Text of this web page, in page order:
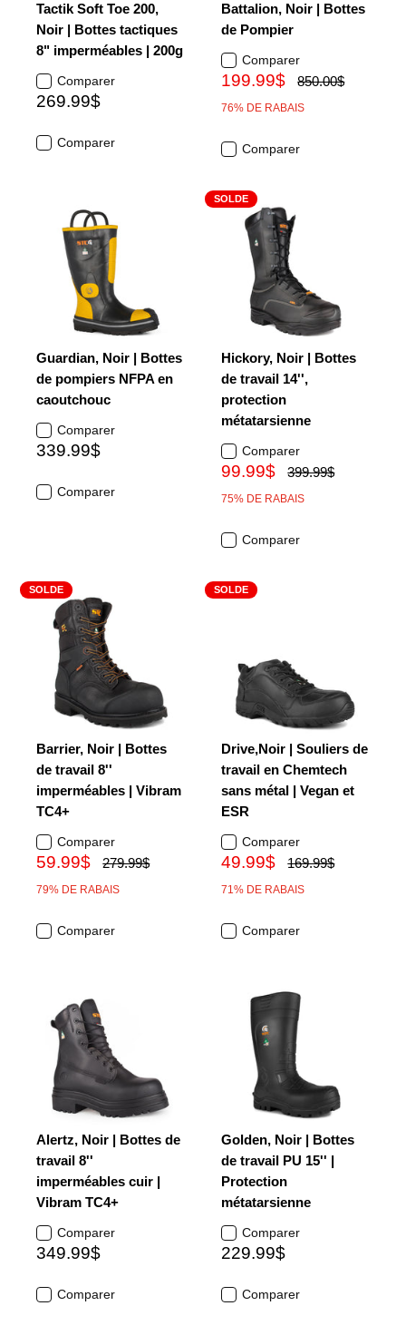
Tactik Soft Toe 200,
Noir | Bottes tactiques
8" imperméables | 200g
Comparer
269.99$
Comparer
Battalion, Noir | Bottes
de Pompier
Comparer
199.99$ 850.00$
76% DE RABAIS
Comparer
Guardian, Noir | Bottes
de pompiers NFPA en
caoutchouc
Comparer
339.99$
Comparer
SOLDE
Hickory, Noir | Bottes
de travail 14'',
protection
métatarsienne
Comparer
99.99$ 399.99$
75% DE RABAIS
Comparer
SOLDE
Barrier, Noir | Bottes
de travail 8''
imperméables | Vibram
TC4+
Comparer
59.99$ 279.99$
79% DE RABAIS
Comparer
SOLDE
Drive,Noir | Souliers de
travail en Chemtech
sans métal | Vegan et
ESR
Comparer
49.99$ 169.99$
71% DE RABAIS
Comparer
Alertz, Noir | Bottes de
travail 8''
imperméables cuir |
Vibram TC4+
Comparer
349.99$
Comparer
Golden, Noir | Bottes
de travail PU 15'' |
Protection
métatarsienne
Comparer
229.99$
Comparer